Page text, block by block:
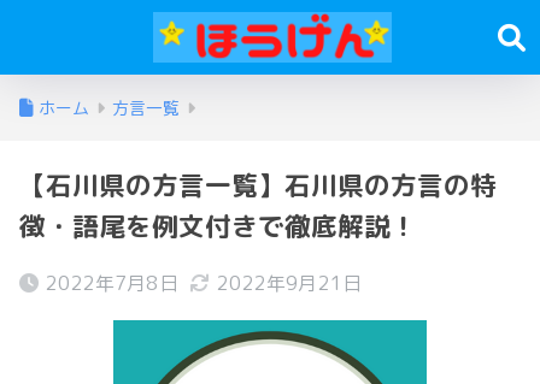
ホーム 方言一覧
【石川県の方言一覧】石川県の方言の特
徴・語尾を例文付きで徹底解説！
2022年7月8日 2022年9月21日